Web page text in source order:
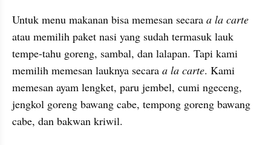
Untuk menu makanan bisa memesan secara a la carte
atau memilih paket nasi yang sudah termasuk lauk
tempe-tahu goreng, sambal, dan lalapan. Tapi kami
memilih memesan lauknya secara a la carte. Kami
memesan ayam lengket, paru jembel, cumi ngeceng,
jengkol goreng bawang cabe, tempong goreng bawang
cabe, dan bakwan kriwil.